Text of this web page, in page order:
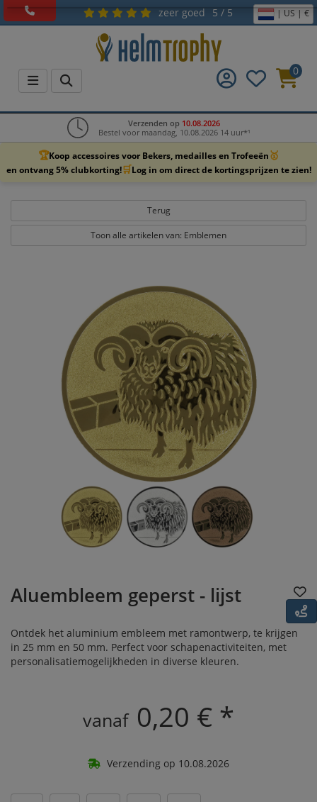
zeer goed 5 / 5 | US | €
0
Verzenden op 10.08.2026
Bestel voor maandag, 10.08.2026 14 uur*¹
🏆Koop accessoires voor Bekers, medailles en Trofeeën🥇
en ontvang 5% clubkorting!🛒Log in om direct de kortingsprijzen te zien!
Terug
Toon alle artikelen van: Emblemen
Aluembleem geperst - lijst
Ontdek het aluminium embleem met ramontwerp, te krijgen
in 25 mm en 50 mm. Perfect voor schapenactiviteiten, met
personalisatiemogelijkheden in diverse kleuren.
vanaf 0,20 € *
Verzending op 10.08.2026